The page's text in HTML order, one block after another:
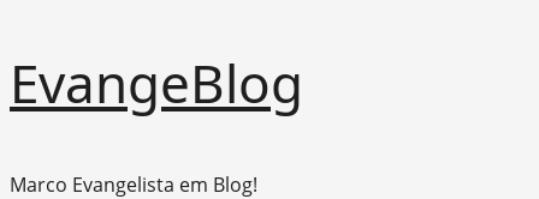
to
content
EvangeBlog
Marco Evangelista em Blog!